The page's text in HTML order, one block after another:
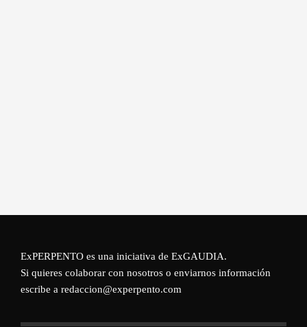
ExPERPENTO es una iniciativa de ExGAUDIA.
Si quieres colaborar con nosotros o enviarnos información
escribe a redaccion@experpento.com